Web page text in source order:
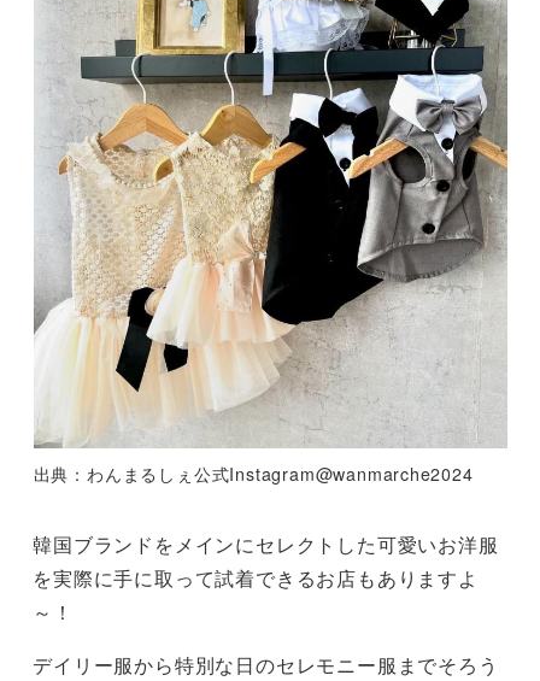
出典：わんまるしぇ公式Instagram@wanmarche2024
韓国ブランドをメインにセレクトした可愛いお洋服
を実際に手に取って試着できるお店もありますよ
～！
デイリー服から特別な日のセレモニー服までそろう